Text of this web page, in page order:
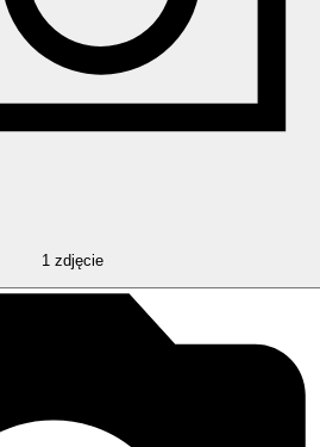
1 zdjęcie